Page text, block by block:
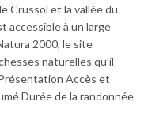
Crussol et la vallée du
accessible à un large
2000, le site
naturelles qu’il
Accès et
Durée de la randonnée